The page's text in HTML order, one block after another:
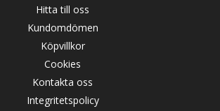
Hitta till oss
Kundomdömen
Köpvillkor
Cookies
Kontakta oss
Integritetspolicy